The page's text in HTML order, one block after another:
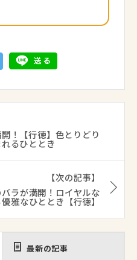
！【行徳】色とりどり
るひととき
【次の記事】
ラが満開！ロイヤルな
雅なひととき【行徳】
最新の記事